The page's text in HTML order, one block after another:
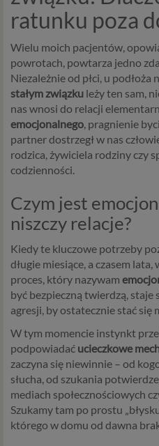
ratunku poza
Wielu moich pacjentów,
powrotach, powtarza jedno
Niezależnie od płci, u podłoża
stałym związku leży ten sam,
nas wnosi do relacji
emocjonalnego, pragnienie
partner dostrzegł w nas
rodzica, żywiciela rodziny czy
codzienności.
Czym jest
niszczy relacje?
Kiedy te kluczowe potrzeby
długie miesiące, a czasem
proces, który nazywam
być bezpieczną twierdzą,
agresji, by ostatecznie stać się
W tym momencie instynkt
podpowiadać ucieczkowe
zaczyna się niewinnie – od
słucha, od szukania
mediach społecznościowych
Szukamy tam po prostu
którego w domu od dawna